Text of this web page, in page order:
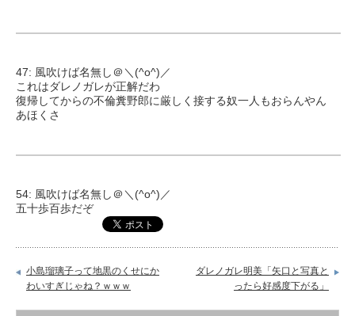
47: 風吹けば名無し＠＼(^o^)／
これはダレノガレが正解だわ
復帰してからの不倫糞野郎に厳しく接する奴一人もおらんやん
あほくさ
54: 風吹けば名無し＠＼(^o^)／
五十歩百歩だぞ
小島瑠璃子って地黒のくせにか
わいすぎじゃね？ｗｗｗ
ダレノガレ明美「矢口と写真と
ったら好感度下がる」